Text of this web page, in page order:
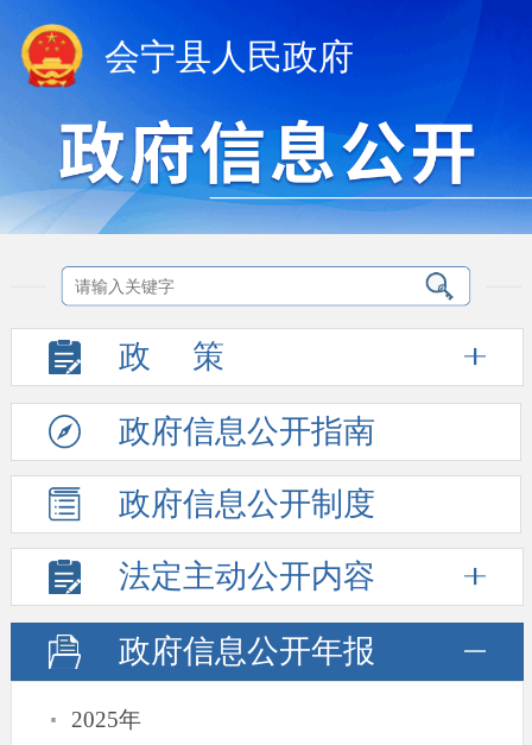
会宁县人民政府
政 策
政府信息公开指南
政府信息公开制度
法定主动公开内容
政府信息公开年报
· 2025年